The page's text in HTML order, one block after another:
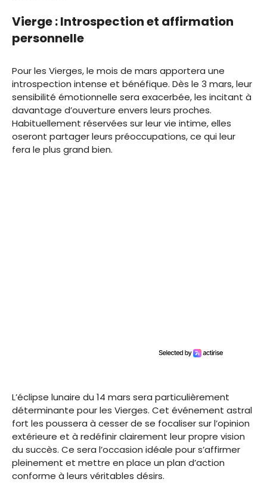
Vierge : Introspection et affirmation
personnelle
Pour les Vierges, le mois de mars apportera une
introspection intense et bénéfique. Dès le 3 mars, leur
sensibilité émotionnelle sera exacerbée, les incitant à
davantage d’ouverture envers leurs proches.
Habituellement réservées sur leur vie intime, elles
oseront partager leurs préoccupations, ce qui leur
fera le plus grand bien.
L’éclipse lunaire du 14 mars sera particulièrement
déterminante pour les Vierges. Cet événement astral
fort les poussera à cesser de se focaliser sur l’opinion
extérieure et à redéfinir clairement leur propre vision
du succès. Ce sera l’occasion idéale pour s’affirmer
pleinement et mettre en place un plan d’action
conforme à leurs véritables désirs.